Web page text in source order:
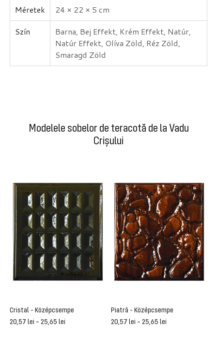
Méretek
24 × 22 × 5 cm
Szín
Barna, Bej Effekt, Krém Effekt, Natúr,
Natúr Effekt, Olíva Zöld, Réz Zöld,
Smaragd Zöld
Modelele sobelor de teracotă de la Vadu
Crișului
Cristal - Középcsempe
20,57 lei – 25,65 lei
Piatră - Középcsempe
20,57 lei – 25,65 lei